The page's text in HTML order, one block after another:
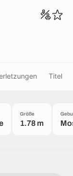
Titel
Größe
1.78 m